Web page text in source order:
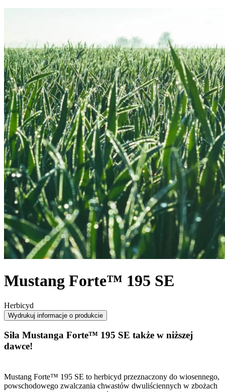
Mustang Forte™ 195 SE
Herbicyd
Wydrukuj informacje o produkcie
Siła Mustanga Forte™ 195 SE także w niższej
dawce!
Mustang Forte™ 195 SE to herbicyd przeznaczony do wiosennego,
powschodowego zwalczania chwastów dwuliściennych w zbożach